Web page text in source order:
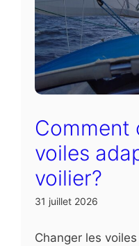
Comment
voiles
voilier?
31 juillet 2026
Changer les